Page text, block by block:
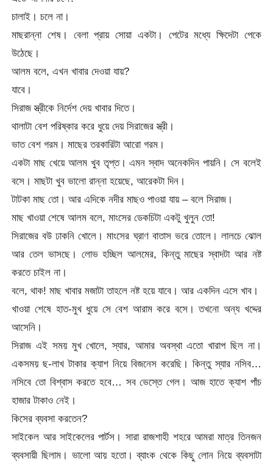
চালাই। চলে না।
মাছরান্না শেষ। বেলা প্রায় সোয়া একটা। পেটের মধ্যে ক্ষিদেটা পেকে
উঠেছে।
আলম বলে, এখন খাবার দেওয়া যায়?
যাবে।
সিরাজ স্ত্রীকে নির্দেশ দেয় খাবার দিতে।
থালাটা বেশ পরিষ্কার করে ধুয়ে দেয় সিরাজের স্ত্রী।
ভাত বেশ গরম। মাছের তরকারিটা আরো গরম।
একটা মাছ খেয়ে আলম খুব তৃপ্ত। এমন স্বাদ অনেকদিন পায়নি। সে বলেই
বসে। মাছটা খুব ভালো রান্না হয়েছে, আরেকটা দিন।
টাটকা মাছ তো। আর এদিকে নদীর মাছও পাওয়া যায় – বলে সিরাজ।
মাছ খাওয়া শেষে আলম বলে, মাংসের ডেকচিটা একটু খুলুন তো!
সিরাজের বউ ঢাকনি খোলে। মাংসের ঘ্রাণ বাতাস ভরে তোলে। লালচে ঝোল
আর তেল ভাসছে। লোভ হচ্ছিল আলমের, কিন্তু মাছের স্বাদটা আর নষ্ট
করতে চাইল না।
বলে, থাক! মাছ খাবার মজাটা তাহলে নষ্ট হয়ে যাবে। আর একদিন এসে খাব।
খাওয়া শেষে হাত-মুখ ধুয়ে সে বেশ আরাম করে বসে। তখনো অন্য খদ্দের
আসেনি।
সিরাজ এই সময় মুখ খোলে, স্যার, আমার অবস্থা এতো খারাপ ছিল না।
একসময় ছ-লাখ টাকার ক্যাশ নিয়ে বিজনেস করেছি। কিন্তু স্যার নসিব…
নসিবে তো বিশ্বাস করতে হবে… সব ভেস্তে গেল। আজ হাতে ক্যাশ পাঁচ
হাজার টাকাও নেই।
কিসের ব্যবসা করতেন?
সাইকেল আর সাইকেলের পার্টস। সারা রাজশাহী শহরে আমরা মাত্র তিনজন
ব্যবসায়ী ছিলাম। ভালো আয় হতো। ব্যাংক থেকে কিছু লোন নিয়ে ব্যবসাটা